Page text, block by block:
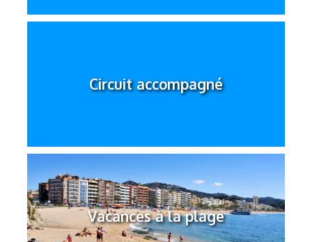
Circuit accompagné
Vacances à la plage